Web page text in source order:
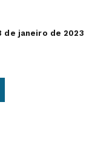
de janeiro de 2023